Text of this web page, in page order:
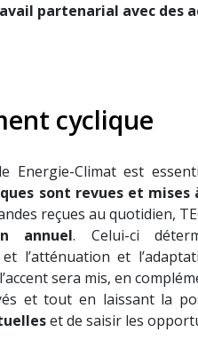
partenarial avec des
cyclique
Energie-Climat est
sont revues et mises
reçues au quotidien,
annuel. Celui-ci
l’atténuation et
sera mis, en
et tout en laissant la
et de saisir les